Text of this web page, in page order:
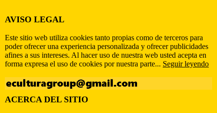
AVISO LEGAL
Este sitio web utiliza cookies tanto propias como de terceros para
poder ofrecer una experiencia personalizada y ofrecer publicidades
afines a sus intereses. Al hacer uso de nuestra web usted acepta en
forma expresa el uso de cookies por nuestra parte... Seguir leyendo
ACERCA DEL SITIO